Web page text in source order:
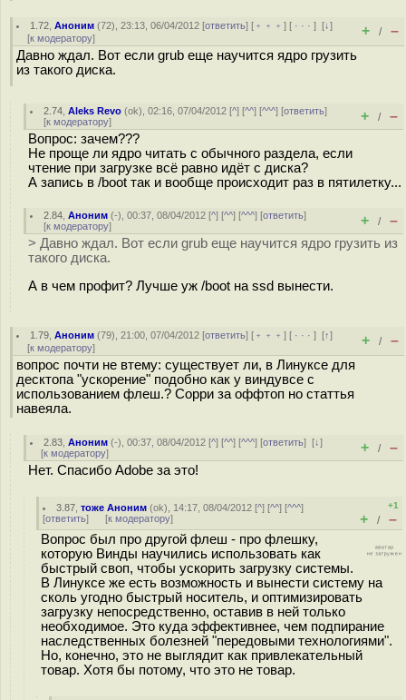
1.72 ,Аноним (72), 23:13, 06/04/2012 [ответить] [ ﹢﹢﹢] [ · · ·][↓]
[к модератору] + / –
Давно ждал. Вот если grub еще научится ядро грузить
из такого диска.
2.74 ,Aleks Revo (ok), 02:16, 07/04/2012 [^] [^^] [^^^] [ответить]
[к модератору] + / –
Вопрос: зачем???
Не проще ли ядро читать с обычного раздела, если
чтение при загрузке всё равно идёт с диска?
А запись в /boot так и вообще происходит раз в пятилетку...
2.84 ,Аноним (-), 00:37, 08/04/2012 [^] [^^] [^^^] [ответить]
[к модератору] + / –
> Давно ждал. Вот если grub еще научится ядро грузить из
такого диска.
А в чем профит? Лучше уж /boot на ssd вынести.
1.79 ,Аноним (79), 21:00, 07/04/2012 [ответить] [ ﹢﹢﹢] [ · · ·][↑]
[к модератору] + / –
вопрос почти не втему: существует ли, в Линуксе для
десктопа "ускорение" подобно как у виндувсе с
использованием флеш.? Сорри за оффтоп но статтья
навеяла.
2.83 ,Аноним (-), 00:37, 08/04/2012 [^] [^^] [^^^] [ответить][↓]
[к модератору] + / –
Нет. Спасибо Adobe за это!
3.87 ,тоже Аноним (ok), 14:17, 08/04/2012 [^] [^^] [^^^]
[ответить] [к модератору]
+1
+ / –
Вопрос был про другой флеш - про флешку,
которую Винды научились использовать как
быстрый своп, чтобы ускорить загрузку системы.
В Линуксе же есть возможность и вынести систему на
сколь угодно быстрый носитель, и оптимизировать
загрузку непосредственно, оставив в ней только
необходимое. Это куда эффективнее, чем подпирание
наследственных болезней "передовыми технологиями".
Но, конечно, это не выглядит как привлекательный
товар. Хотя бы потому, что это не товар.